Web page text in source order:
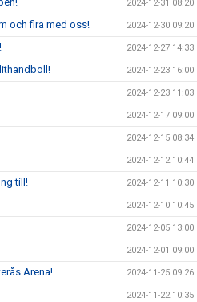
2024-12-31 08:20
och fira med oss! 2024-12-30 09:20
2024-12-27 14:33
2024-12-23 16:00
2024-12-23 11:03
2024-12-17 09:00
2024-12-15 08:34
2024-12-12 10:44
till! 2024-12-11 10:30
2024-12-10 10:45
2024-12-05 13:00
2024-12-01 09:00
Arena! 2024-11-25 09:26
2024-11-22 10:35